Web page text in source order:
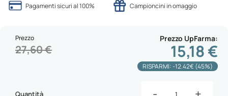
Pagamenti sicuri al 100%
Campioncini in omaggio
Prezzo UpFarma
15,18 €
Prezzo
27,60 €
RISPARMI: -12.42€ (45%)
Quantità